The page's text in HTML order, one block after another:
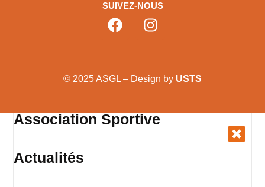
SUIVEZ-NOUS
© 2025 ASGL – Design by USTS
Association Sportive
Actualités